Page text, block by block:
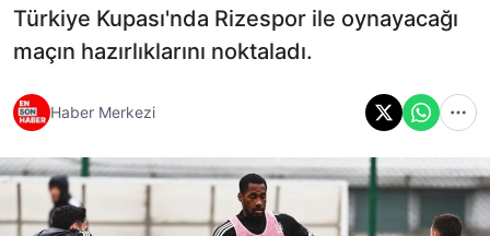
Türkiye Kupası'nda Rizespor ile oynayacağı
maçın hazırlıklarını noktaladı.
Haber Merkezi